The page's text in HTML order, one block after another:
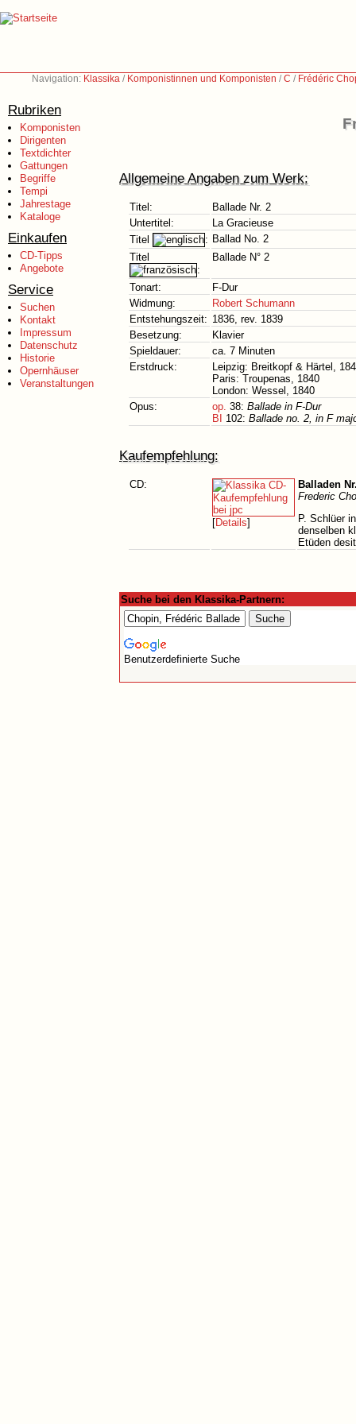
Navigation: Klassika / Komponistinnen und Komponisten /C / Frédéric
Rubriken
Komponisten
Dirigenten
Textdichter
Gattungen
Begriffe
Tempi
Jahrestage
Kataloge
Einkaufen
CD-Tipps
Angebote
Service
Suchen
Kontakt
Impressum
Datenschutz
Historie
Opernhäuser
Veranstaltungen
Allgemeine Angaben zum Werk:
Titel:
Ballade Nr. 2
Untertitel:
La Gracieuse
Titel
: Ballad No. 2
Titel
:
Ballade N° 2
Tonart:
F-Dur
Widmung:
Robert Schumann
Entstehungszeit: 1836, rev. 1839
Besetzung:
Klavier
Spieldauer:
ca. 7 Minuten
Erstdruck:
Leipzig: Breitkopf & Härtel,
Paris: Troupenas, 1840
London: Wessel, 1840
Opus:
op. 38: Ballade in F-Dur
BI
102: Ballade no. 2, in F
Kaufempfehlung:
CD:
[Details]
Balladen
Frederic
P. Schlüer
denselben
Etüden
Suche bei den Klassika-Partnern:
Benutzerdefinierte Suche